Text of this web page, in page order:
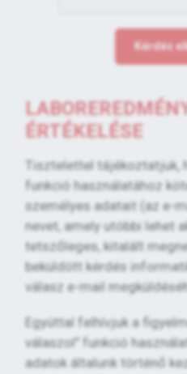
Kérdés
ÉRTÉKELÉSE
Tisztelettel tájékoztatjuk,
funkció használatához
személyes adatait (az e-
nevet, amely utóbbi lehet
tetszőleges, kitalált
beküldött kérdés
válasz e-mail
Egyúttal felhívjuk a
válaszol" funkció
adatok általunk történő